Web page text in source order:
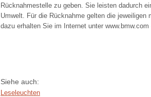
Rücknahmestelle zu geben. Sie leisten dadurch
Umwelt. Für die Rücknahme gelten die
dazu erhalten Sie im Internet unter
Siehe auch:
Leseleuchten